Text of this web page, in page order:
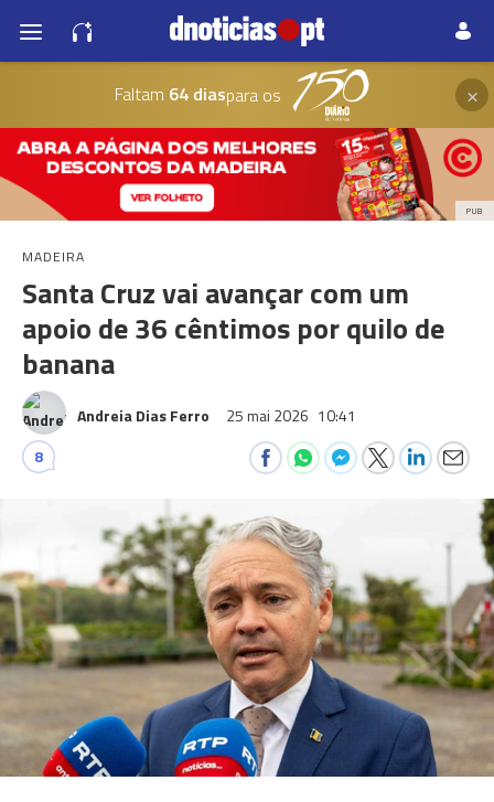
Faltam 64 diaspara os ×
PUB
MADEIRA
Santa Cruz vai avançar com um
apoio de 36 cêntimos por quilo de
banana
Andreia Dias Ferro 25 mai 2026 10:41
8